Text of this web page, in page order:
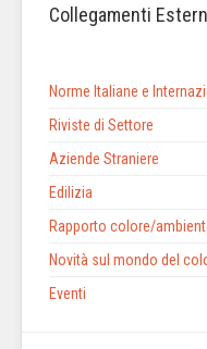
Collegamenti
Norme Italiane e
Riviste di Settore
Aziende Straniere
Edilizia
Rapporto colore/
Novità sul mondo del
Eventi